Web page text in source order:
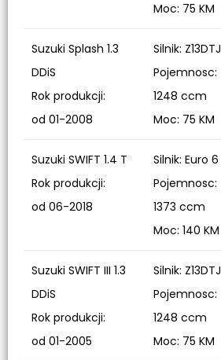
Moc: 75 KM
Suzuki Splash 1.3
DDiS
Rok produkcji:
od 01-2008
Silnik: Z13DTJ
Pojemnosc:
1248 ccm
Moc: 75 KM
Suzuki SWIFT 1.4 T
Rok produkcji:
od 06-2018
Silnik: Euro 6
Pojemnosc:
1373 ccm
Moc: 140 KM
Suzuki SWIFT III 1.3
DDiS
Rok produkcji:
od 01-2005
Silnik: Z13DTJ
Pojemnosc:
1248 ccm
Moc: 75 KM